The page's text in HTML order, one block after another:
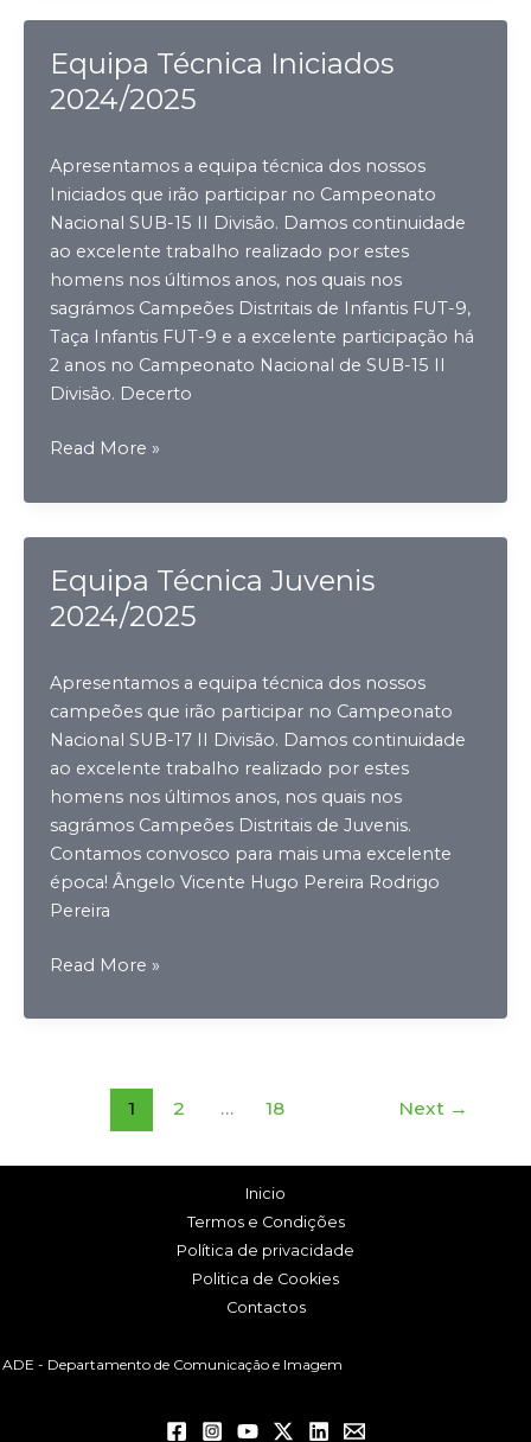
2024/2025
Equipa Técnica Iniciados
2024/2025
Apresentamos a equipa técnica dos nossos
Iniciados que irão participar no Campeonato
Nacional SUB-15 II Divisão. Damos continuidade
ao excelente trabalho realizado por estes
homens nos últimos anos, nos quais nos
sagrámos Campeões Distritais de Infantis FUT-9,
Taça Infantis FUT-9 e a excelente participação há
2 anos no Campeonato Nacional de SUB-15 II
Divisão. Decerto
Equipa
Iniciados
2024/2025
Read More »
Equipa Técnica Juvenis
2024/2025
Apresentamos a equipa técnica dos nossos
campeões que irão participar no Campeonato
Nacional SUB-17 II Divisão. Damos continuidade
ao excelente trabalho realizado por estes
homens nos últimos anos, nos quais nos
sagrámos Campeões Distritais de Juvenis.
Contamos convosco para mais uma excelente
época! Ângelo Vicente Hugo Pereira Rodrigo
Pereira
Equipa
Juvenis
Read More »
1 2 … 18 Next →
Inicio
Termos e Condições
Política de privacidade
Politica de Cookies
Contactos
ADE - Departamento de Comunicação e Imagem